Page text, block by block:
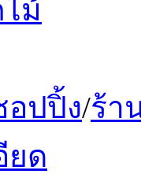
ม้
อปปิ้ง/ร้า
ยด